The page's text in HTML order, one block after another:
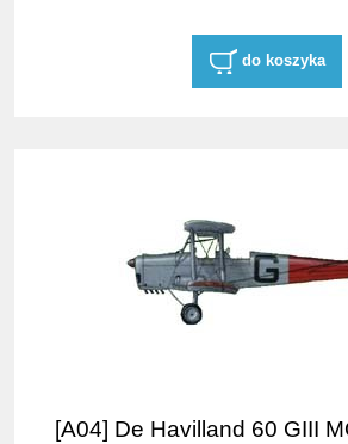
do koszyka
[A04] De Havilland 60 GIII